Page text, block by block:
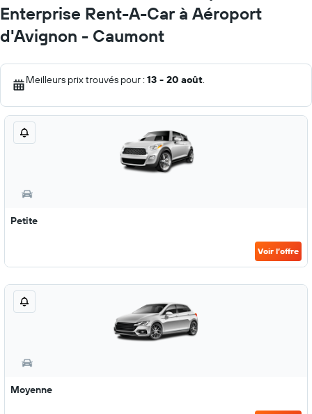
Enterprise Rent-A-Car à Aéroport
d'Avignon - Caumont
Meilleurs prix trouvés pour : 13 - 20 août.
Petite
Voir l’offre
Moyenne